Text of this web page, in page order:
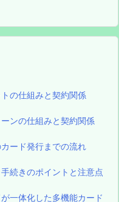
の仕組みと契約関係
ンの仕組みと契約関係
ード発行までの流れ
続きのポイントと注意点
一体化した多機能カード